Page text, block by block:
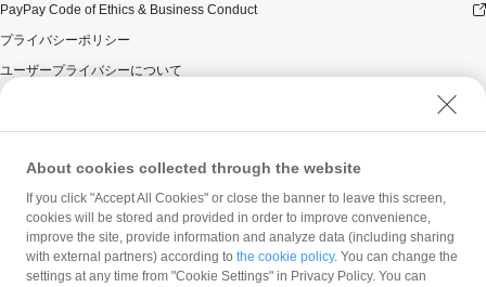
PayPay Code of Ethics & Business Conduct
プライバシーポリシー
ユーザープライバシーについて
ウェブサイト利用規約
反社会的勢力に対する方針
勧誘方針
マネロン等基本方針
カスタマーハラスメントに関する当社の考え方
About cookies collected through the website
If you click "Accept All Cookies" or close the banner to leave this screen,
cookies will be stored and provided in order to improve convenience,
improve the site, provide information and analyze data (including sharing
with external partners) according to the cookie policy. You can change the
settings at any time from "Cookie Settings" in Privacy Policy. You can